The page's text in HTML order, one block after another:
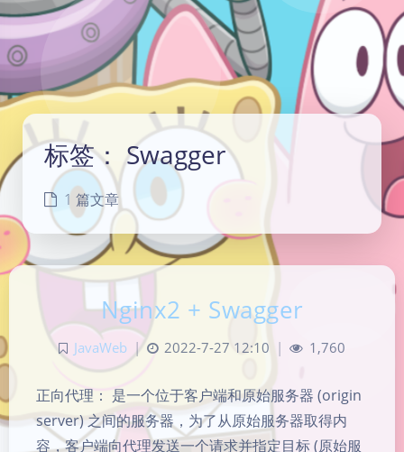
标签：Swagger
1 篇文章
Nginx2 + Swagger
JavaWeb | 2022-7-27 12:10 | 1,760
正向代理： 是一个位于客户端和原始服务器 (origin
server) 之间的服务器，为了从原始服务器取得内
容，客户端向代理发送一个请求并指定目标 (原始服